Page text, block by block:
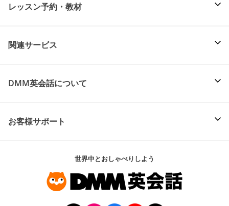
レッスン予約・教材
関連サービス
DMM英会話について
お客様サポート
世界中とおしゃべりしよう